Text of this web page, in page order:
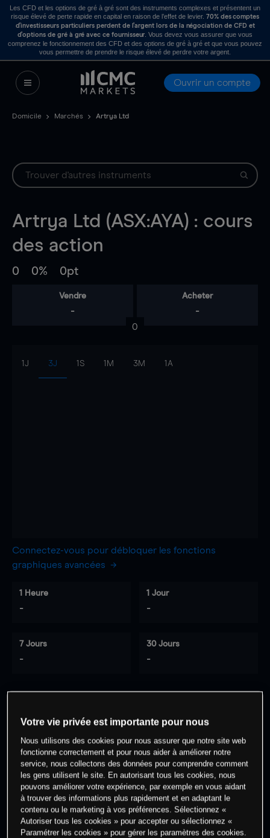
Les CFD et les options de gré à gré sont des instruments complexes et présentent un
risque élevé de perte rapide en capital en raison de l’effet de levier. 70% des comptes
d’investisseurs particuliers perdent de l’argent lors de la négociation de CFD et
d’options de gré à gré avec ce fournisseur . Vous devez vous assurer que vous
comprenez le fonctionnement des CFD et des options de gré à gré et que vous pouvez
vous permettre de prendre le risque élevé de perdre votre argent.
Ouvrir un compte
Domicile Marchés Artrya Ltd
Artrya Ltd (ASX:AYA) : cours
des action
0 0% 0pt
Vendre
-
Acheter
-
0
1J 3J 1S 1M 3M 1A
Connectez-vous pour débloquer les fonctions
graphiques avancées
1 Heure
-
1 Jour
-
7 Jours
-
30 Jours
-
cet actif
Commencez à trader
Votre vie privée est importante pour nous
Nous utilisons des cookies pour nous assurer que notre site web
fonctionne correctement et pour nous aider à améliorer notre
service, nous collectons des données pour comprendre comment
les gens utilisent le site. En autorisant tous les cookies, nous
pouvons améliorer votre expérience, par exemple en vous aidant
à trouver des informations plus rapidement et en adaptant le
contenu ou le marketing à vos préférences. Sélectionnez «
Autoriser tous les cookies » pour accepter ou sélectionnez «
Paramétrer les cookies » pour gérer les paramètres des cookies.